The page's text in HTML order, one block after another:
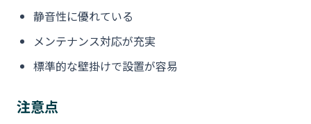
静音性に優れている
メンテナンス対応が充実
標準的な壁掛けで設置が容易
注意点